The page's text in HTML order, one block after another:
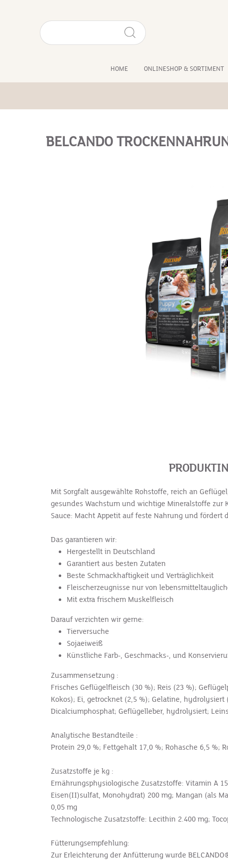
HOME ONLINESHOP & SORTIMENT
BELCANDO
Mit Sorgfalt ausgewählte Rohstoffe, reich an
gesundes Wachstum und wichtige Mineralstoffe
Sauce: Macht Appetit auf feste Nahrung und
Das garantieren wir:
Hergestellt in Deutschland
Garantiert aus besten Zutaten
Beste Schmackhaftigkeit und Verträglichkeit
Fleischerzeugnisse nur von
Mit extra frischem Muskelfleisch
Darauf verzichten wir gerne:
Tierversuche
Sojaeiweiß
Künstliche Farb-, Geschmacks-, und
Zusammensetzung :
Frisches Geflügelfleisch (30 %); Reis (23 %);
Kokos); Ei, getrocknet (2,5 %); Gelatine,
Dicalciumphosphat; Geflügelleber, hydrolysiert;
Analytische Bestandteile :
Protein 29,0 %; Fettgehalt 17,0 %; Rohasche 6,5 %;
Zusatzstoffe je kg :
Ernährungsphysiologische Zusatzstoffe: Vitamin A
Eisen(II)sulfat, Monohydrat) 200 mg; Mangan (als
0,05 mg
Technologische Zusatzstoffe: Lecithin 2.400 mg;
Fütterungsempfehlung:
Zur Erleichterung der Anfütterung wurde